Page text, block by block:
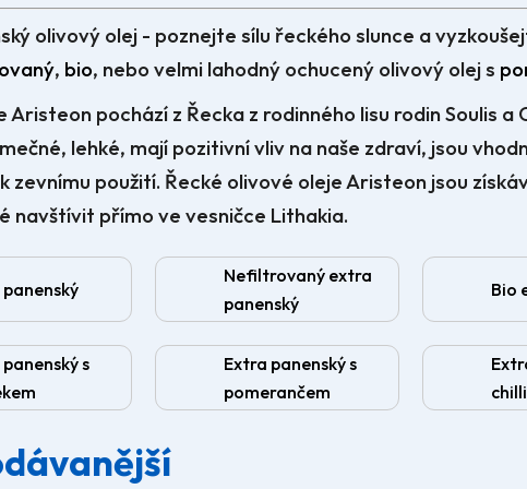
olivový olej - poznejte sílu řeckého slunce a
, bio, nebo velmi lahodný ochucený olivový olej s
Aristeon pochází z Řecka z rodinného lisu rodin Soulis
lehké, mají pozitivní vliv na naše zdraví, jsou
zevnímu použití. Řecké olivové oleje Aristeon jsou
navštívit přímo ve vesničce Lithakia.
Nefiltrovaný extra
panenský
Bio
s
Extra panenský s
pomerančem
chilli